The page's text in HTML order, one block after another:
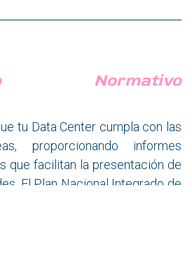
Normativo
tu Data Center cumpla con las
proporcionando informes
que facilitan la presentación de
El Plan Nacional Integrado de